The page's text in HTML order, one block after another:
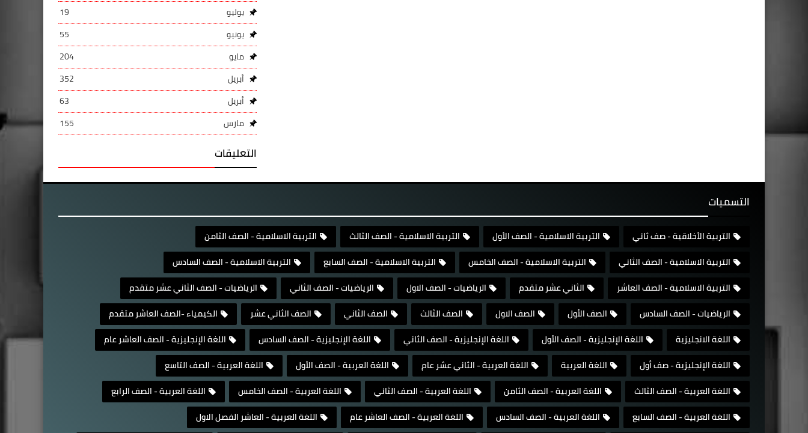
يوليو
19
يونيو
55
مايو
204
أبريل
352
أبريل
63
مارس
155
التعليقات
التسميات
التربية الأخلاقية - صف ثاني التربية الاسلامية - الصف الأول التربية الاسلامية - الصف الثالث
التربية الاسلامية - الصف الثامن
التربية الاسلامية - الصف الثاني
التربية الاسلامية - الصف الخامس التربية الاسلامية - الصف السابع
التربية الاسلامية - الصف السادس
التربية الاسلامية - الصف العاشر
الثاني عشر متقدم الرياضيات - الصف الاول الرياضيات - الصف الثاني
الرياضيات - الصف الثاني عشر متقدم
الرياضيات - الصف السادس
الصف الأول الصف الاول الصف الثالث الصف الثاني الصف الثاني عشر
الكيمياء -الصف العاشر متقدم
اللغة الانجليزية
اللغة الإنجليزية - الصف الأول اللغة الإنجليزية - الصف الثاني اللغة الإنجليزية - الصف السادس
اللغة الإنجليزية - الصف العاشر عام
اللغة الإنجليزية - صف أول
اللغة العربية اللغة العربية - الثاني عشر عام اللغة العربية - الصف الأول
اللغة العربية - الصف التاسع
اللغة العربية - الصف الثالث
اللغة العربية - الصف الثامن اللغة العربية - الصف الثاني اللغة العربية - الصف الخامس
اللغة العربية - الصف الرابع
اللغة العربية - الصف السابع
اللغة العربية - الصف السادس اللغة العربية - الصف العاشر عام اللغة العربية - العاشر الفصل الاول